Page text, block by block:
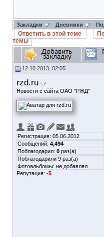
Закладки Дневники
Ответить в этой теме
темы
12.10.2013, 02:05
rzd.ru
Новости с сайта ОАО "РЖД"
Регистрация: 05.06.2012
Сообщений: 4,494
Поблагодарил: 0 раз(а)
Поблагодарили 9 раз(а)
Фотоальбомы: не добавлял
Репутация: -5